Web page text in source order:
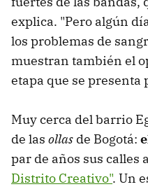
explica. "Pero algún
los problemas de
muestran también el
etapa que se presenta
Muy cerca del barrio
de las ollas de Bogotá:
par de años sus calles
Distrito Creativo". Un